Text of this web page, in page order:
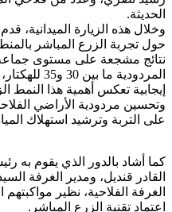
الحديثة.
وخلال هذه الزيارة الميدانية،
حول تجربة الزرع المباشر
نتائج مشجعة على مستوى
المردودية
إيجابية تعكس أهمية هذا النمط
وتحسين مردودية الأراضي
على التربة وترشيد استهلاك
كما أشاد بالدور الذي يقوم به
القادر قنديل، ومدير الغرفة
الغرفة الفلاحية، نظير
اعتماد تقنية الزرع المباشر.